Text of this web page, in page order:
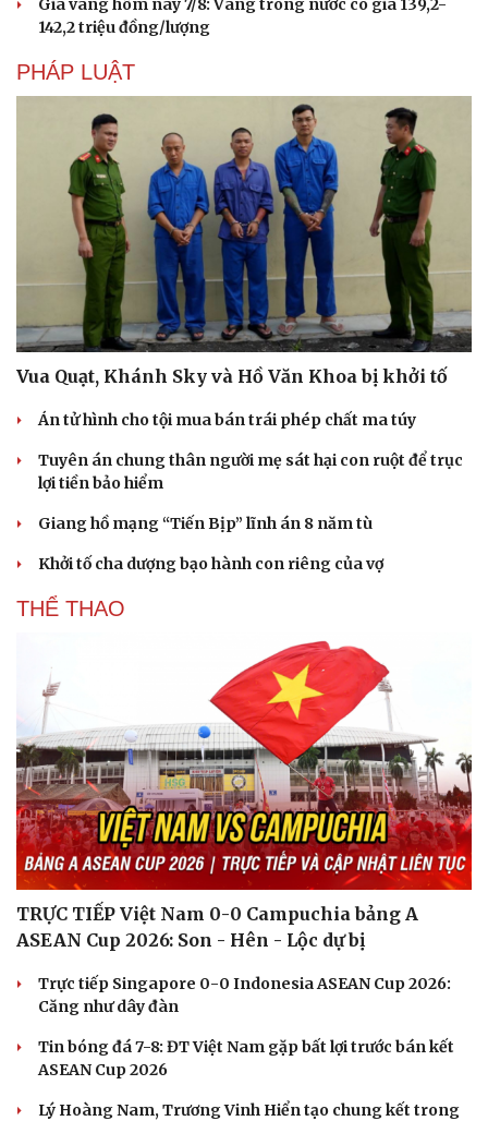
Giá vàng hôm nay 7/8: Vàng trong nước có giá 139,2-
142,2 triệu đồng/lượng
PHÁP LUẬT
Vua Quạt, Khánh Sky và Hồ Văn Khoa bị khởi tố
Án tử hình cho tội mua bán trái phép chất ma túy
Tuyên án chung thân người mẹ sát hại con ruột để trục
lợi tiền bảo hiểm
Giang hồ mạng “Tiến Bịp” lĩnh án 8 năm tù
Khởi tố cha dượng bạo hành con riêng của vợ
THỂ THAO
TRỰC TIẾP Việt Nam 0-0 Campuchia bảng A
ASEAN Cup 2026: Son - Hên - Lộc dự bị
Trực tiếp Singapore 0-0 Indonesia ASEAN Cup 2026:
Căng như dây đàn
Tin bóng đá 7-8: ĐT Việt Nam gặp bất lợi trước bán kết
ASEAN Cup 2026
Lý Hoàng Nam, Trương Vinh Hiển tạo chung kết trong